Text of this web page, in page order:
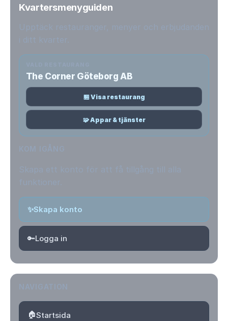
Kvartersmenyguiden
The Corner Göteborg AB
🏪 Visa restaurang
🧩 Appar & tjänster
✨Skapa konto
🔑Logga in
🏠Startsida